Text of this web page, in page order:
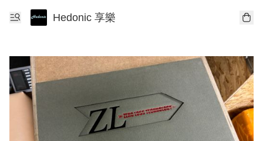
Hedonic 享樂